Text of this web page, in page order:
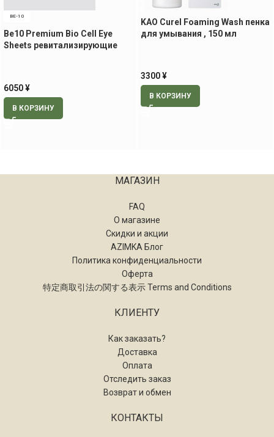
BE-10
Be10 Premium Bio Cell Eye
Sheets ревитализирующие
6050¥
В КОРЗИНУ
KAO Curel Foaming Wash пенка
для умывания , 150 мл
3300¥
В КОРЗИНУ
МАГАЗИН
FAQ
О магазине
Скидки и акции
AZIMKA Блог
Политика конфиденциальности
Оферта
特定商取引法の関する表示 Terms and Conditions
КЛИЕНТУ
Как заказать?
Доставка
Оплата
Отследить заказ
Возврат и обмен
КОНТАКТЫ